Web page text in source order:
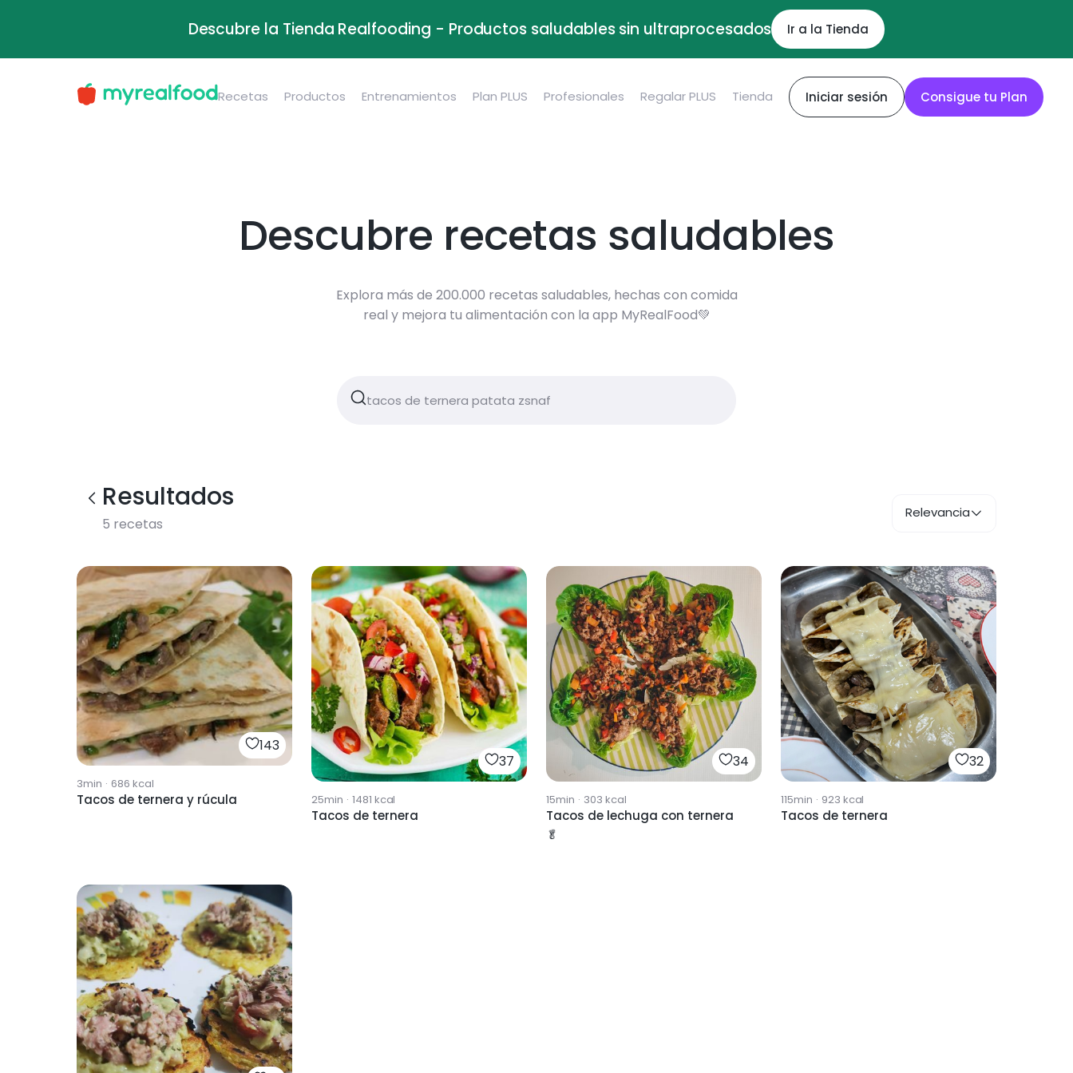
Descubre la Tienda Realfooding - Productos saludables sin ultraprocesados Ir a la Tienda
Recetas Productos Entrenamientos Plan PLUS Profesionales Regalar PLUS Tienda Iniciar sesión Consigue tu Plan
Descubre recetas saludables
Explora más de 200.000 recetas saludables, hechas con comida
real y mejora tu alimentación con la app MyRealFood💚
Resultados
5 recetas
Relevancia
143
3min · 686 kcal
Tacos de ternera y rúcula
37
25min · 1481 kcal
Tacos de ternera
34
15min · 303 kcal
Tacos de lechuga con ternera
🥬
32
115min · 923 kcal
Tacos de ternera